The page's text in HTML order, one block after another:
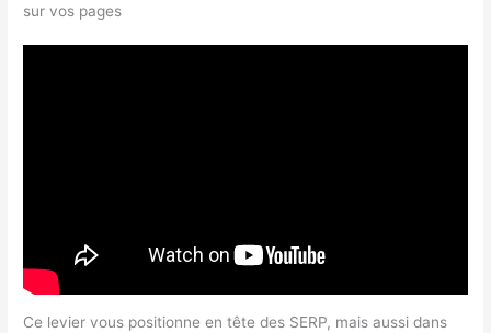
sur vos pages
Ce levier vous positionne en tête des SERP, mais aussi dans